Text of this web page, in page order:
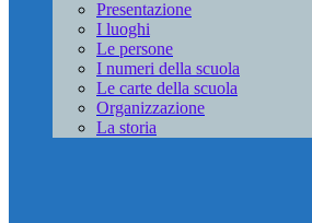
Presentazione
I luoghi
Le persone
I numeri della scuola
Le carte della scuola
Organizzazione
La storia